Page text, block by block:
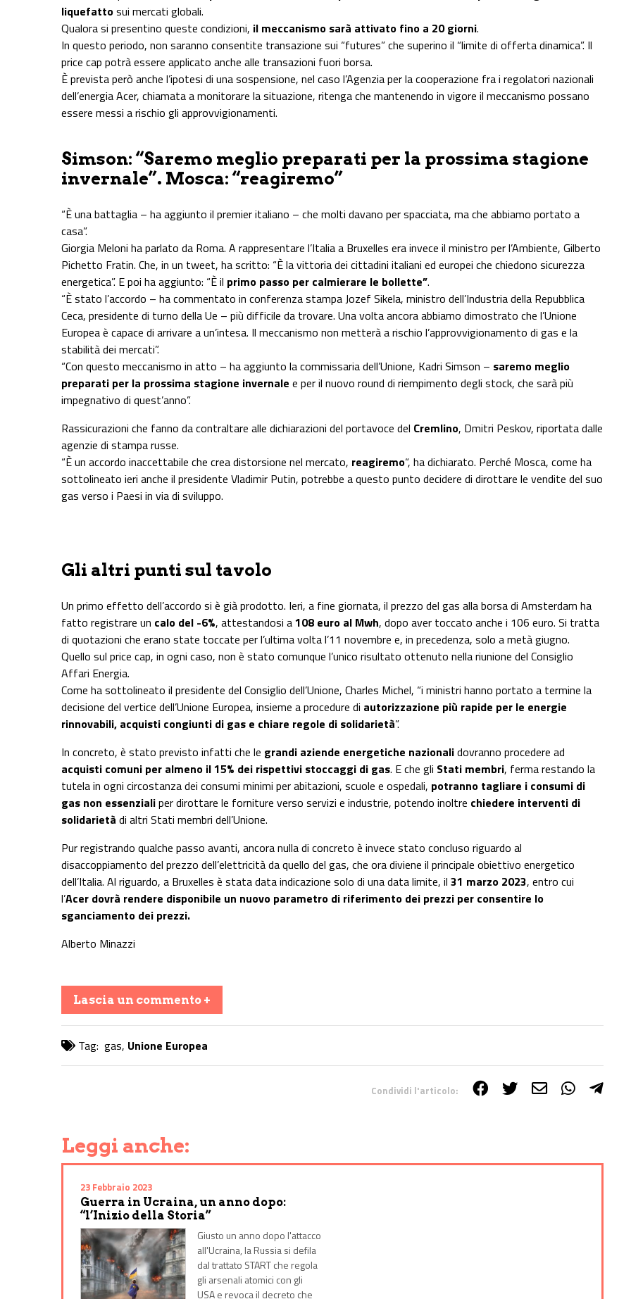
liquefattosui mercati globali.
Qualora si presentino queste condizioni, il meccanismo sarà attivato fino a 20 giorni.
In questo periodo, non saranno consentite transazione sui “futures” che superino il “limite di offerta dinamica”. Il
price cap potrà essere applicato anche alle transazioni fuori borsa.
È prevista però anche l’ipotesi di una sospensione, nel caso l’Agenzia per la cooperazione fra i regolatori nazionali
dell’energia Acer, chiamata a monitorare la situazione, ritenga che mantenendo in vigore il meccanismo possano
essere messi a rischio gli approvvigionamenti.
Simson: “Saremo meglio preparati per la prossima stagione
invernale”. Mosca: “reagiremo”
“È una battaglia – ha aggiunto il premier italiano – che molti davano per spacciata, ma che abbiamo portato a
casa”.
Giorgia Meloni ha parlato da Roma. A rappresentare l’Italia a Bruxelles era invece il ministro per l’Ambiente, Gilberto
Pichetto Fratin. Che, in un tweet, ha scritto: “È la vittoria dei cittadini italiani ed europei che chiedono sicurezza
energetica”. E poi ha aggiunto: “È il primo passo per calmierare le bollette”.
“È stato l’accordo – ha commentato in conferenza stampa Jozef Sikela, ministro dell’Industria della Repubblica
Ceca, presidente di turno della Ue – più difficile da trovare. Una volta ancora abbiamo dimostrato che l’Unione
Europea è capace di arrivare a un’intesa. Il meccanismo non metterà a rischio l’approvvigionamento di gas e la
stabilità dei mercati”.
“Con questo meccanismo in atto – ha aggiunto la commissaria dell’Unione, Kadri Simson – saremo meglio
preparati per la prossima stagione invernale e per il nuovo round di riempimento degli stock, che sarà più
impegnativo di quest’anno”.
Rassicurazioni che fanno da contraltare alle dichiarazioni del portavoce del Cremlino, Dmitri Peskov, riportata dalle
agenzie di stampa russe.
“È un accordo inaccettabile che crea distorsione nel mercato, reagiremo“, ha dichiarato. Perché Mosca, come ha
sottolineato ieri anche il presidente Vladimir Putin, potrebbe a questo punto decidere di dirottare le vendite del suo
gas verso i Paesi in via di sviluppo.
Gli altri punti sul tavolo
Un primo effetto dell’accordo si è già prodotto. Ieri, a fine giornata, il prezzo del gas alla borsa di Amsterdam ha
fatto registrare un calo del -6%, attestandosi a108 euro al Mwh, dopo aver toccato anche i 106 euro. Si tratta
di quotazioni che erano state toccate per l’ultima volta l’11 novembre e, in precedenza, solo a metà giugno.
Quello sul price cap, in ogni caso, non è stato comunque l’unico risultato ottenuto nella riunione del Consiglio
Affari Energia.
Come ha sottolineato il presidente del Consiglio dell’Unione, Charles Michel, “i ministri hanno portato a termine la
decisione del vertice dell’Unione Europea, insieme a procedure di autorizzazione più rapide per le energie
rinnovabili, acquisti congiunti di gas e chiare regole di solidarietà”.
In concreto, è stato previsto infatti che le grandi aziende energetiche nazionalidovranno procedere ad
acquisti comuni per almeno il 15% dei rispettivi stoccaggi di gas. E che gli Stati membri, ferma restando la
tutela in ogni circostanza dei consumi minimi per abitazioni, scuole e ospedali, potranno tagliare i consumi di
gas non essenzialiper dirottare le forniture verso servizi e industrie, potendo inoltre chiedere interventi di
solidarietà di altri Stati membri dell’Unione.
Pur registrando qualche passo avanti, ancora nulla di concreto è invece stato concluso riguardo al
disaccoppiamento del prezzo dell’elettricità da quello del gas, che ora diviene il principale obiettivo energetico
dell’Italia. Al riguardo, a Bruxelles è stata data indicazione solo di una data limite, il 31 marzo 2023, entro cui
l’Acer dovrà rendere disponibile un nuovo parametro di riferimento dei prezzi per consentire lo
sganciamento dei prezzi.
Alberto Minazzi
Lascia un commento +
Tag: gas, Unione Europea
Condividi l'articolo:
Leggi anche:
23 Febbraio 2023
Guerra in Ucraina, un anno dopo:
“l’Inizio della Storia”
Giusto un anno dopo l'attacco
all'Ucraina, la Russia si defila
dal trattato START che regola
gli arsenali atomici con gli
USA e revoca il decreto che